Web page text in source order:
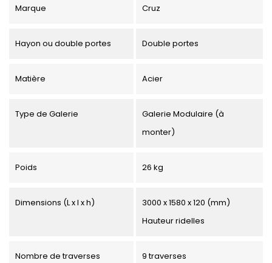
Marque Cruz
Hayon ou double portes Double portes
Matière Acier
Type de Galerie
Galerie Modulaire (à
monter)
Poids 26 kg
Dimensions (L x l x h)
3000 x 1580 x 120 (mm)
Hauteur ridelles
Nombre de traverses 9 traverses